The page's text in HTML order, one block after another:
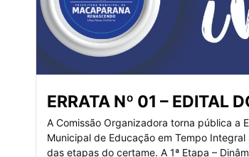
ERRATA Nº 01 – EDITAL
A Comissão Organizadora torna pública a
Municipal de Educação em Tempo
das etapas do certame. A 1ª Etapa –